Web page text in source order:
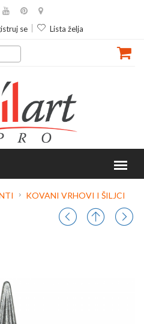
se Lista želja
KOVANI VRHOVI I ŠILJCI